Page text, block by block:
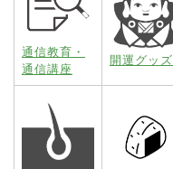
通信教育・
通信講座
開運グッズ